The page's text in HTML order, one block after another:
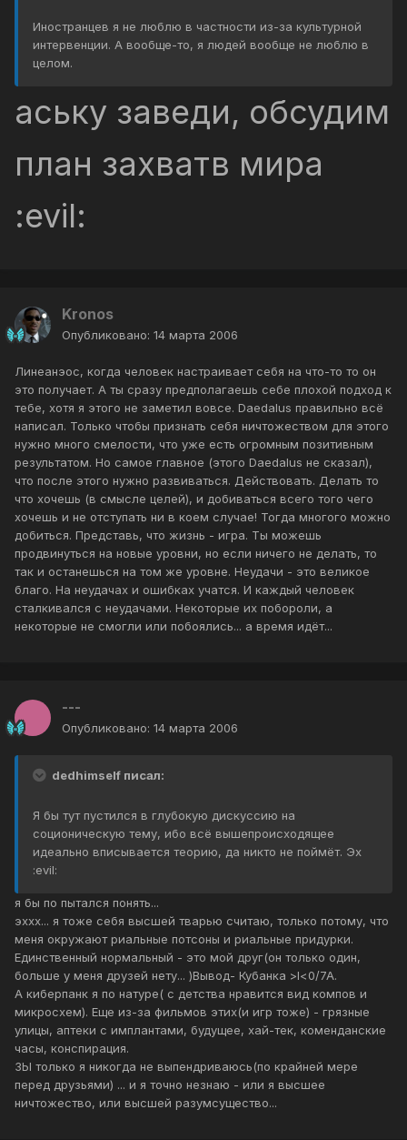
Иностранцев я не люблю в частности из-за культурной
интервенции. А вообще-то, я людей вообще не люблю в
целом.
аську заведи, обсудим
план захватв мира
:evil:
Kronos
Опубликовано: 14 марта 2006
Линеанэос, когда человек настраивает себя на что-то то он
это получает. А ты сразу предполагаешь себе плохой подход к
тебе, хотя я этого не заметил вовсе. Daedalus правильно всё
написал. Только чтобы признать себя ничтожеством для этого
нужно много смелости, что уже есть огромным позитивным
результатом. Но самое главное (этого Daedalus не сказал),
что после этого нужно развиваться. Действовать. Делать то
что хочешь (в смысле целей), и добиваться всего того чего
хочешь и не отступать ни в коем случае! Тогда многого можно
добиться. Представь, что жизнь - игра. Ты можешь
продвинуться на новые уровни, но если ничего не делать, то
так и останешься на том же уровне. Неудачи - это великое
благо. На неудачах и ошибках учатся. И каждый человек
сталкивался с неудачами. Некоторые их побороли, а
некоторые не смогли или побоялись... а время идёт...
---
Опубликовано: 14 марта 2006
dedhimself писал:
Я бы тут пустился в глубокую дискуссию на
соционическую тему, ибо всё вышепроисходящее
идеально вписывается теорию, да никто не поймёт. Эх
:evil:
я бы по пытался понять...
эххх... я тоже себя высшей тварью считаю, только потому, что
меня окружают риальные потсоны и риальные придурки.
Единственный нормальный - это мой друг(он только один,
больше у меня друзей нету... )Вывод- Кубанка >l<0/7A.
А киберпанк я по натуре( с детства нравится вид компов и
микросхем). Еще из-за фильмов этих(и игр тоже) - грязные
улицы, аптеки с имплантами, будущее, хай-тек, коменданские
часы, конспирация.
ЗЫ только я никогда не выпендриваюсь(по крайней мере
перед друзьями) ... и я точно незнаю - или я высшее
ничтожество, или высшей разумсущество...